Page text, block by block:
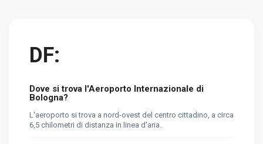
DF:
Dove si trova l'Aeroporto Internazionale di
Bologna?
L'aeroporto si trova a nord-ovest del centro cittadino, a circa
6,5 ​​chilometri di distanza in linea d'aria.